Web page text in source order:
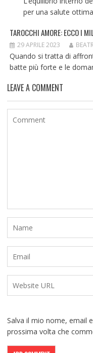
per una salute
TAROCCHI AMORE: ECCO I
29 APRILE 2023
Quando si tratta di
batte più forte e le
LEAVE A COMMENT
Salva il mio nome, email
prossima volta che